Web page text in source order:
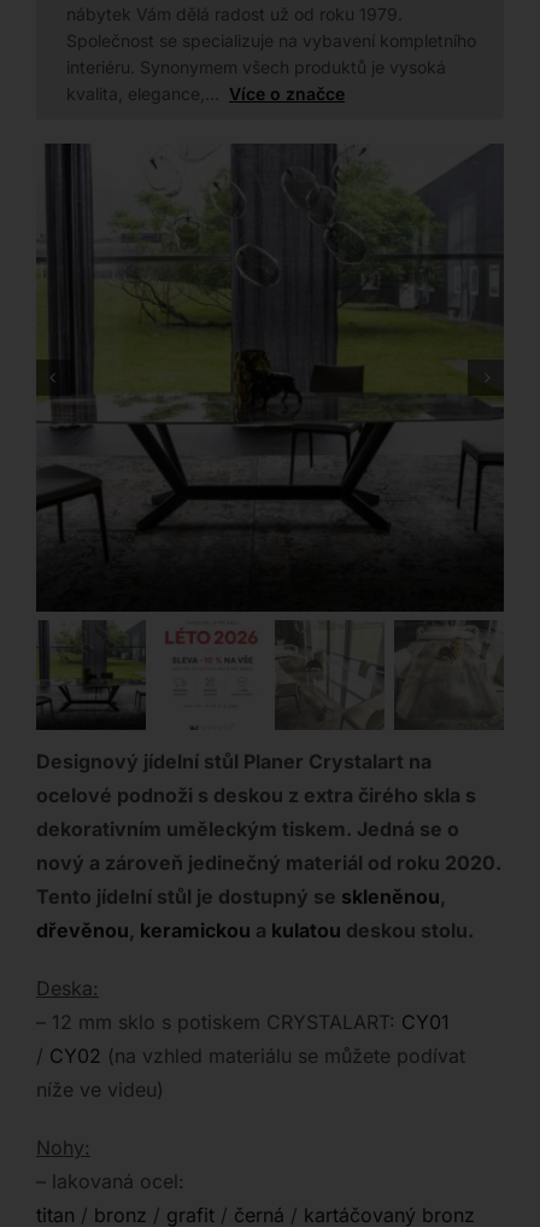
nábytek Vám dělá radost už od roku 1979.
Společnost se specializuje na vybavení kompletního
interiéru. Synonymem všech produktů je vysoká
kvalita, elegance,… Více o značce
Designový jídelní stůl Planer Crystalart na
ocelové podnoži s deskou z extra čirého skla s
dekorativním uměleckým tiskem. Jedná se o
nový a zároveň jedinečný materiál od roku 2020.
Tento jídelní stůl je dostupný se skleněnou,
dřevěnou, keramickou a kulatou deskou stolu.
Deska:
– 12 mm sklo s potiskem CRYSTALART: CY01
/ CY02 (na vzhled materiálu se můžete podívat
níže ve videu)
Nohy:
– lakovaná ocel:
titan / bronz / grafit/ černá / kartáčovaný bronz